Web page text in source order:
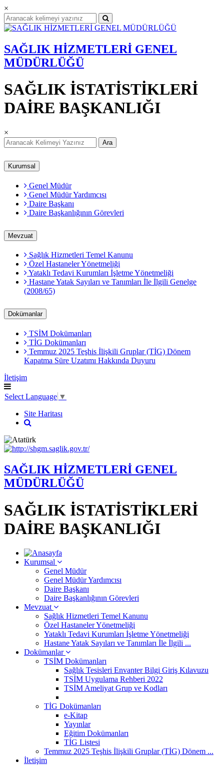
×
SAĞLIK HİZMETLERİ GENEL
MÜDÜRLÜĞÜ
SAĞLIK İSTATİSTİKLERİ
DAİRE BAŞKANLIĞI
×
Ara
Kurumsal
Genel Müdür
Genel Müdür Yardımcısı
Daire Başkanı
Daire Başkanlığının Görevleri
Mevzuat
Sağlık Hizmetleri Temel Kanunu
Özel Hastaneler Yönetmeliği
Yataklı Tedavi Kurumları İşletme Yönetmeliği
Hastane Yatak Sayıları ve Tanımları İle İlgili Genelge
(2008/65)
Dokümanlar
TSİM Dokümanları
TİG Dokümanları
Temmuz 2025 Teşhis İlişkili Gruplar (TİG) Dönem
Kapatma Süre Uzatımı Hakkında Duyuru
İletişim
Select Language ▼
Site Haritası
SAĞLIK HİZMETLERİ GENEL
MÜDÜRLÜĞÜ
SAĞLIK İSTATİSTİKLERİ
DAİRE BAŞKANLIĞI
Kurumsal
Genel Müdür
Genel Müdür Yardımcısı
Daire Başkanı
Daire Başkanlığının Görevleri
Mevzuat
Sağlık Hizmetleri Temel Kanunu
Özel Hastaneler Yönetmeliği
Yataklı Tedavi Kurumları İşletme Yönetmeliği
Hastane Yatak Sayıları ve Tanımları İle İlgili ...
Dokümanlar
TSİM Dokümanları
Sağlık Tesisleri Envanter Bilgi Giriş Kılavuzu
TSİM Uygulama Rehberi 2022
TSİM Ameliyat Grup ve Kodları
TİG Dokümanları
e-Kitap
Yayınlar
Eğitim Dokümanları
TİG Listesi
Temmuz 2025 Teşhis İlişkili Gruplar (TİG) Dönem ...
İletişim